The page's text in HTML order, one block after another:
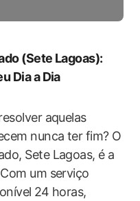
(Sete Lagoas):⁢
Dia‍ a Dia
aquelas
nunca ter fim?‌ O
Sete Lagoas, é a
um serviço⁤
24⁣ horas,